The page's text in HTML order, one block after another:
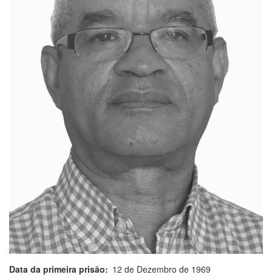
Data da primeira prisão
12 de Dezembro de 1969